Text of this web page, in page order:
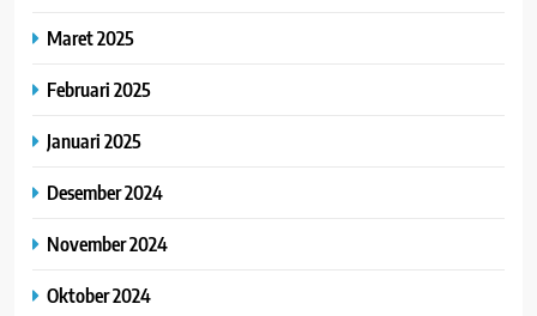
Maret 2025
Februari 2025
Januari 2025
Desember 2024
November 2024
Oktober 2024